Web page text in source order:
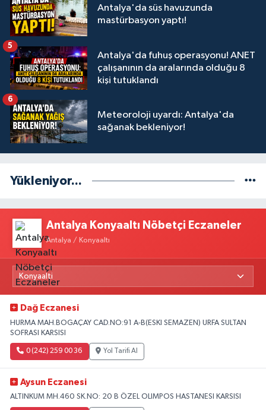
Antalya'da süs havuzunda
mastürbasyon yaptı!
Antalya'da fuhuş operasyonu! ANET
çalışanının da aralarında olduğu 8
kişi tutuklandı
5
Meteoroloji uyardı: Antalya'da
sağanak bekleniyor!
6
Yükleniyor...
Antalya Konyaaltı Nöbetçi Eczaneler
Antalya / Konyaaltı
Dağ Eczanesi
HURMA MAH.BOGAÇAY CAD.NO:91 A-B(ESKI SEMAZEN) URFA SULTAN
SOFRASI KARSISI
0 (242) 259 00 36 Yol Tarifi Al
Aysun Eczanesi
ALTINKUM MH.460 SK.NO: 20 B ÖZEL OLIMPOS HASTANESI KARSISI